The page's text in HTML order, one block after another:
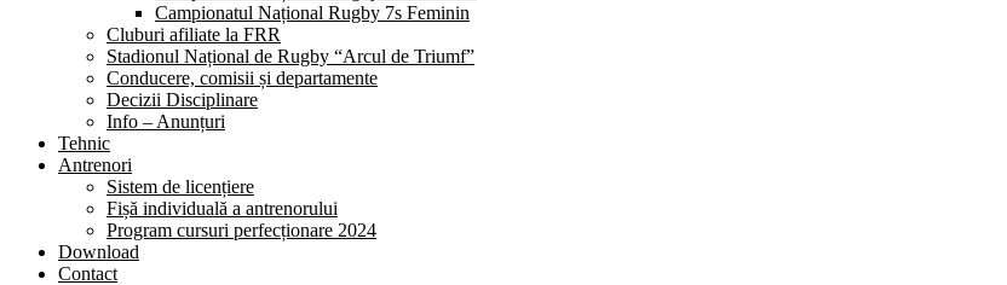
Campionatul Național Rugby 7s Feminin
Cluburi afiliate la FRR
Stadionul Național de Rugby “Arcul de Triumf”
Conducere, comisii și departamente
Decizii Disciplinare
Info – Anunțuri
Tehnic
Antrenori
Sistem de licențiere
Fișă individuală a antrenorului
Program cursuri perfecționare 2024
Download
Contact